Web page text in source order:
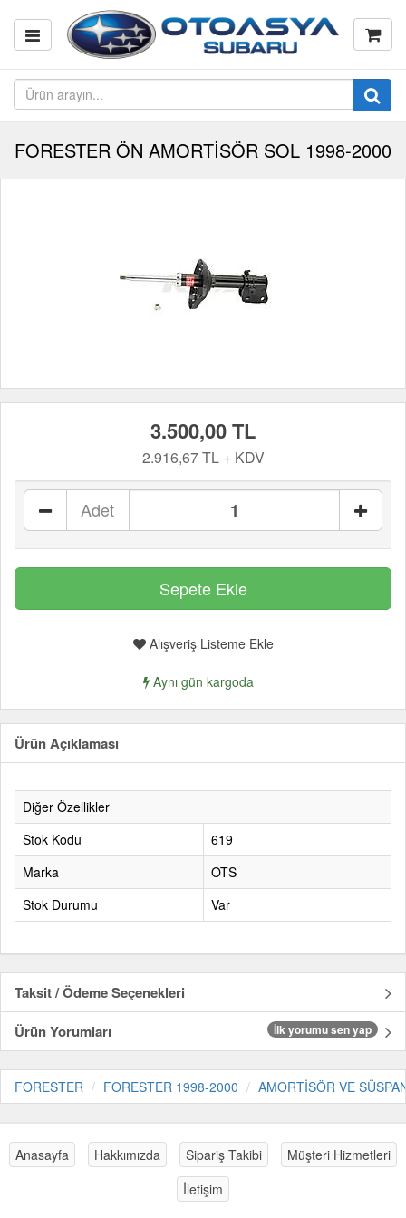
FORESTER ÖN AMORTİSÖR SOL 1998-2000
3.500,00 TL
2.916,67 TL + KDV
Adet
Alışveriş Listeme Ekle
Aynı gün kargoda
Ürün Açıklaması
Diğer Özellikler
Stok Kodu
619
Marka
OTS
Stok Durumu
Var
Taksit / Ödeme Seçenekleri
Ürün Yorumları
İlk yorumu sen yap
FORESTER FORESTER 1998-2000 AMORTİSÖR VE
Anasayfa Hakkımızda Sipariş Takibi
Müşteri Hizmetleri
İletişim